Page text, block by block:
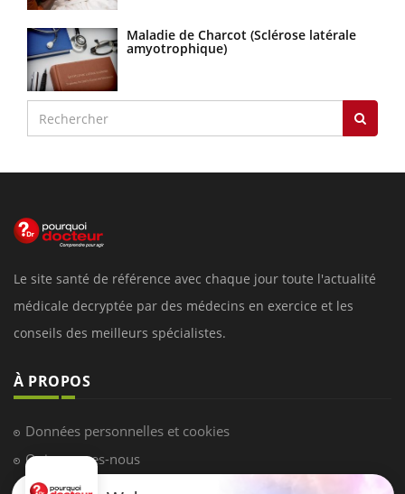
Maladie de Charcot (Sclérose latérale
amyotrophique)
Le site santé de référence avec chaque jour toute l'actualité
médicale decryptée par des médecins en exercice et les
conseils des meilleurs spécialistes.
À PROPOS
Données personnelles et cookies
Qui sommes-nous
Conditions d'utilisation